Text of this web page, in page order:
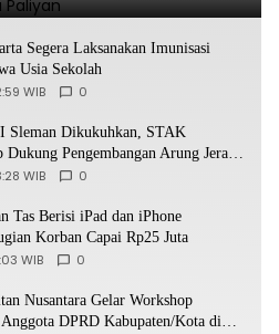
Segera Laksanakan Imunisasi
Usia Sekolah
WIB 0
Sleman Dikukuhkan, STAK
Pengembangan Arung Jeram
WIB 0
Tas Berisi iPad dan iPhone
Korban Capai Rp25 Juta
WIB 0
Nusantara Gelar Workshop
DPRD Kabupaten/Kota di